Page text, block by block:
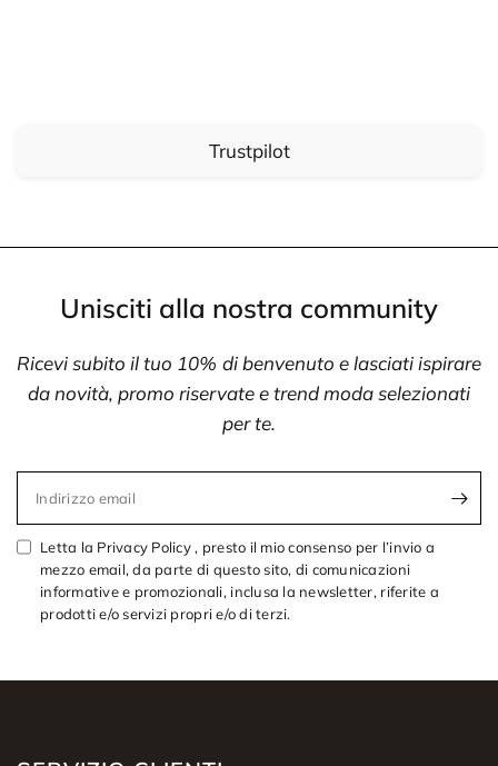
Trustpilot
Unisciti alla nostra community
Ricevi subito il tuo 10% di benvenuto e lasciati ispirare
da novità, promo riservate e trend moda selezionati
per te.
Indirizzo email
Letta la Privacy Policy , presto il mio consenso per l’invio a
mezzo email, da parte di questo sito, di comunicazioni
informative e promozionali, inclusa la newsletter, riferite a
prodotti e/o servizi propri e/o di terzi.